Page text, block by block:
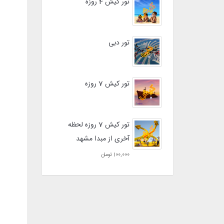
تور دبی
تور کیش 7 روزه
تور کیش 7 روزه لحظه
آخری از مبدا مشهد
100,000 تومان